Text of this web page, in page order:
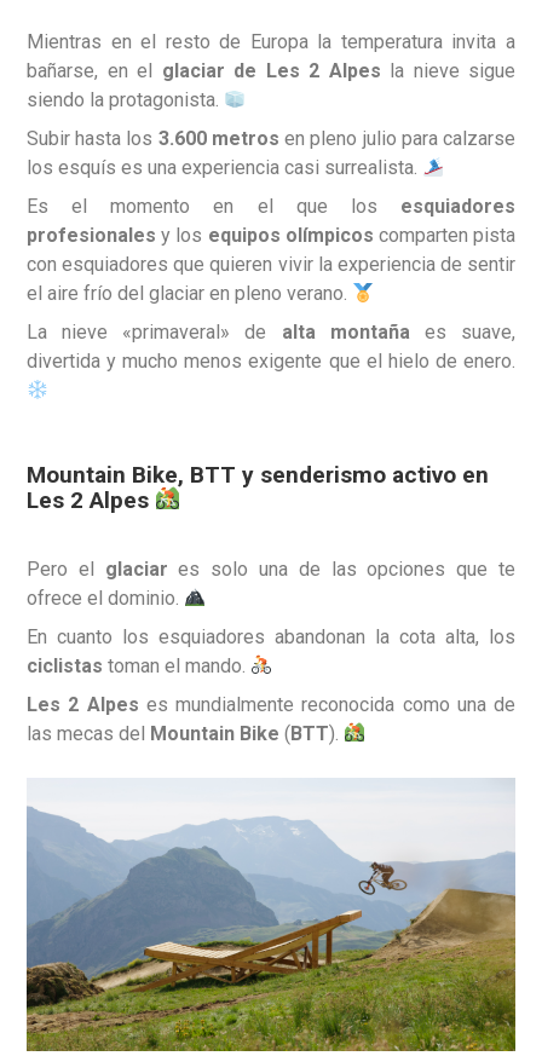
Mientras en el resto de Europa la temperatura invita a
bañarse, en el glaciar de Les 2 Alpes la nieve sigue
siendo la protagonista.
Subir hasta los 3.600 metros en pleno julio para calzarse
los esquís es una experiencia casi surrealista.
Es el momento en el que los esquiadores
profesionales y los equipos olímpicos comparten pista
con esquiadores que quieren vivir la experiencia de sentir
el aire frío del glaciar en pleno verano.
La nieve «primaveral» de alta montañaes suave,
divertida y mucho menos exigente que el hielo de enero.
Mountain Bike, BTT y senderismo activo en
Les 2 Alpes
Pero el glaciar es solo una de las opciones que te
ofrece el dominio.
En cuanto los esquiadores abandonan la cota alta, los
ciclistas toman el mando.
Les 2 Alpes es mundialmente reconocida como una de
las mecas del Mountain Bike (BTT).